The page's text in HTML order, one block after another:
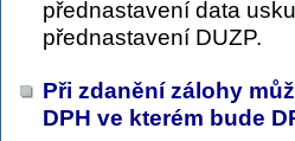
přednastavení data
přednastavení DUZP.
Při zdanění zálohy
DPH ve kterém bude